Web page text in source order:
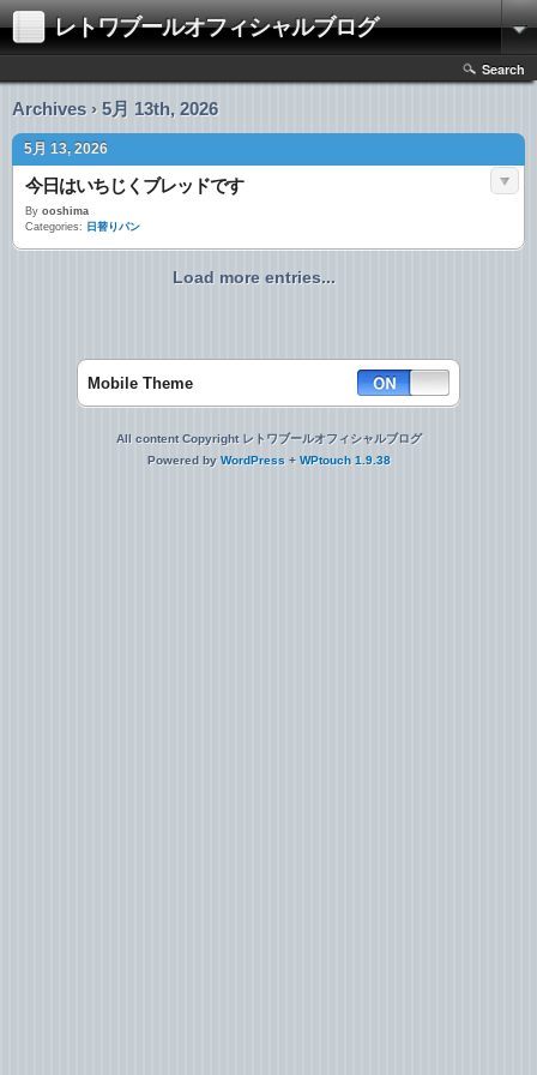
レトワブールオフィシャルブログ
Search
Archives › 5月 13th, 2026
5月 13, 2026
今日はいちじくブレッドです
By ooshima
Categories: 日替りパン
Load more entries...
Mobile Theme
All content Copyright レトワブールオフィシャルブログ
Powered by WordPress + WPtouch 1.9.38